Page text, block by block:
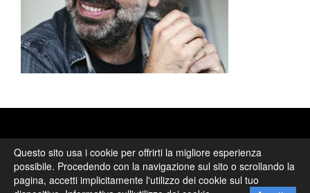
© 2017 - ITC2000 S.r.l. PI 01904651203 -info@itc2000.it
Consulta laprivacy policy- Credits byBitPurple
Questo sito usa i cookie per offrirti la migliore esperienza
possibile. Procedendo con la navigazione sul sito o scrollando la
pagina, accetti implicitamente l'utilizzo dei cookie sul tuo